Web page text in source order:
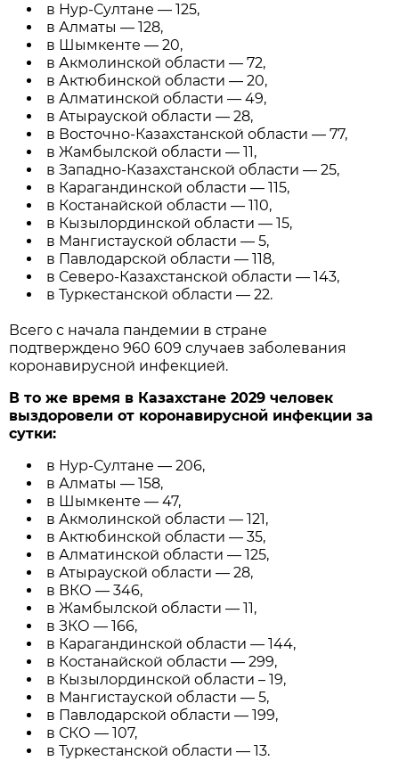
в Нур-Султане — 125,
в Алматы — 128,
в Шымкенте — 20,
в Акмолинской области — 72,
в Актюбинской области — 20,
в Алматинской области — 49,
в Атырауской области — 28,
в Восточно-Казахстанской области — 77,
в Жамбылской области — 11,
в Западно-Казахстанской области — 25,
в Карагандинской области — 115,
в Костанайской области — 110,
в Кызылординской области — 15,
в Мангистауской области — 5,
в Павлодарской области — 118,
в Северо-Казахстанской области — 143,
в Туркестанской области — 22.
Всего с начала пандемии в стране
подтверждено 960 609 случаев заболевания
коронавирусной инфекцией.
В то же время в Казахстане 2029 человек
выздоровели от коронавирусной инфекции за
сутки:
в Нур-Султане — 206,
в Алматы — 158,
в Шымкенте — 47,
в Акмолинской области — 121,
в Актюбинской области — 35,
в Алматинской области — 125,
в Атырауской области — 28,
в ВКО — 346,
в Жамбылской области — 11,
в ЗКО — 166,
в Карагандинской области — 144,
в Костанайской области — 299,
в Кызылординской области – 19,
в Мангистауской области — 5,
в Павлодарской области — 199,
в СКО — 107,
в Туркестанской области — 13.